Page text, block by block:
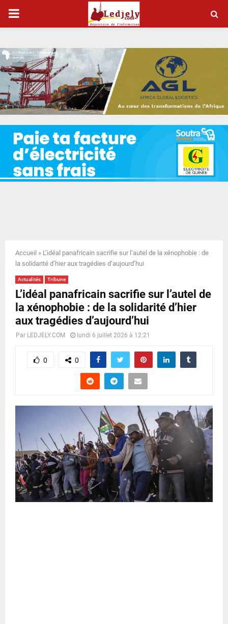
P
I
M
A
R
Y
N
U
Accueil » L’idéal panafricain sacrifie sur l’autel de la xénophobie : de
la solidarité d’hier aux tragédies d’aujourd’hui
Actualités Tribune
L’idéal panafricain sacrifie sur l’autel de
la xénophobie : de la solidarité d’hier
aux tragédies d’aujourd’hui
Par LEDJELY.COM lundi 6 juillet 2026 à 12:21
0 0